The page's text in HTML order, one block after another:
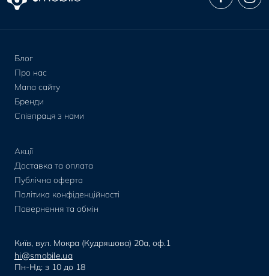
Блог
Про нас
Мапа сайту
Бренди
Співпраця з нами
Акції
Доставка та оплата
Публічна оферта
Політика конфіденційності
Повернення та обмін
Київ, вул. Мокра (Кудряшова) 20а, оф.1
hi@smobile.ua
Пн-Нд: з 10 до 18